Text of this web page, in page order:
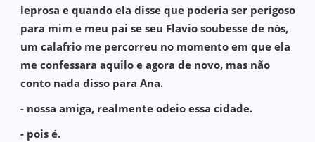
leprosa e quando ela disse que poderia ser perigoso
para mim e meu pai se seu Flavio soubesse de nós,
um calafrio me percorreu no momento em que ela
me confessara aquilo e agora de novo, mas não
conto nada disso para Ana.
- nossa amiga, realmente odeio essa cidade.
- pois é.